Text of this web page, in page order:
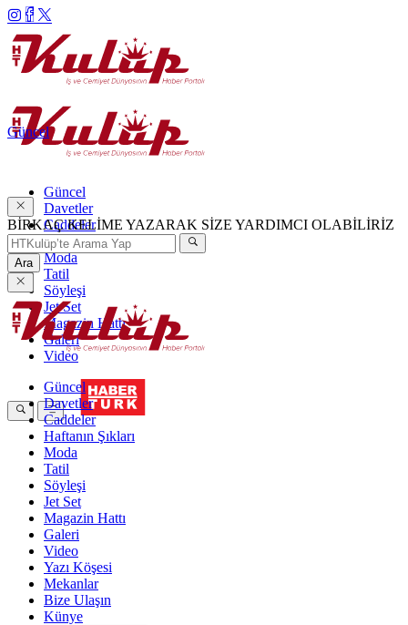
Güncel
Davetler
Caddeler
Haftanın Şıkları
Moda
Tatil
Söyleşi
Jet Set
Magazin Hattı
Galeri
Video
Güncel
BİRKAÇ KELİME YAZARAK SİZE YARDIMCI OLABİLİRİZ
Ara
Güncel
Davetler
Caddeler
Haftanın Şıkları
Moda
Tatil
Söyleşi
Jet Set
Magazin Hattı
Galeri
Video
Yazı Köşesi
Mekanlar
Bize Ulaşın
Künye